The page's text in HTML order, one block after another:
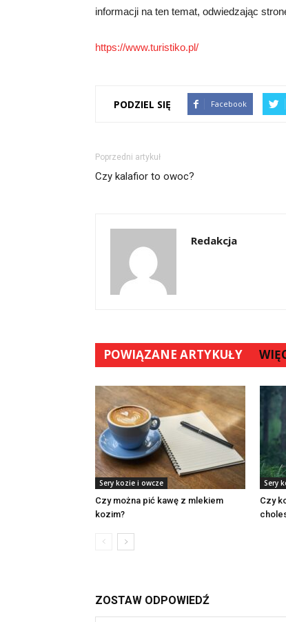
informacji na ten temat, odwiedzając
https://www.turistiko.pl/
PODZIEL SIĘ Facebook
Poprzedni artykuł
Czy kalafior to owoc?
Redakcja
POWIĄZANE ARTYKUŁY
Sery kozie i owcze
Czy można pić kawę z mlekiem
kozim?
Sery
Czy
ZOSTAW ODPOWIEDŹ